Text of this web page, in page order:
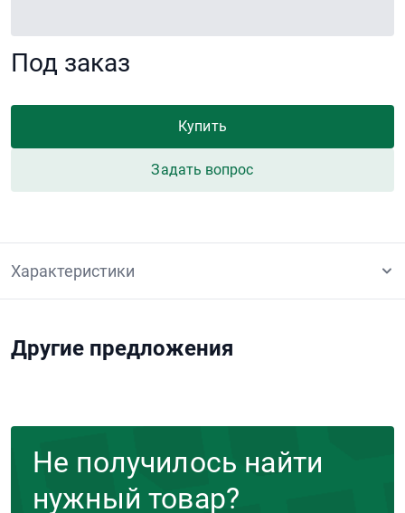
Под заказ
Купить
Задать вопрос
Характеристики
Другие предложения
Не получилось найти
нужный товар?